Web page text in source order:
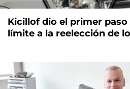
Kicillof dio el primer
límite a la reelección de